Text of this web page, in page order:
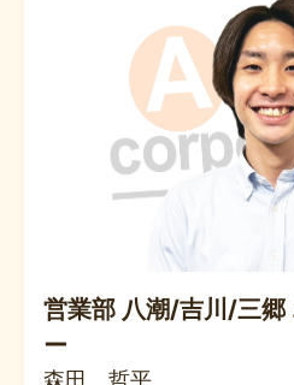
営業部 八潮/吉川/三郷
ー
森田 哲平